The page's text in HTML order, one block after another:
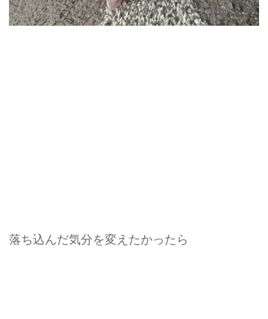
落ち込んだ気分を変えたかったら